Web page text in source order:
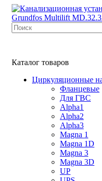
Каталог товаров
Циркуляционные
Фланцевые
Для ГВС
Alpha1
Alpha2
Alpha3
Magna 1
Magna 1D
Magna 3
Magna 3D
UP